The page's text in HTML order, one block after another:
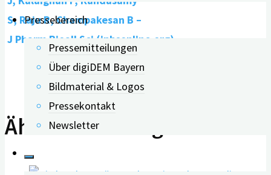
Pressebereich
Pressemitteilungen
Über digiDEM Bayern
Bildmaterial & Logos
Pressekontakt
Newsletter
S, Raju R, Champakesan B –
J Pharm Bioall Sci (jpbsonline.org)
Ähnliche Beiträge